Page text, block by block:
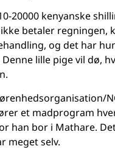
20000 kenyanske
betaler regningen,
og det har
lille pige vil dø,
et madprogram
han bor i Mathare.
meget selv.